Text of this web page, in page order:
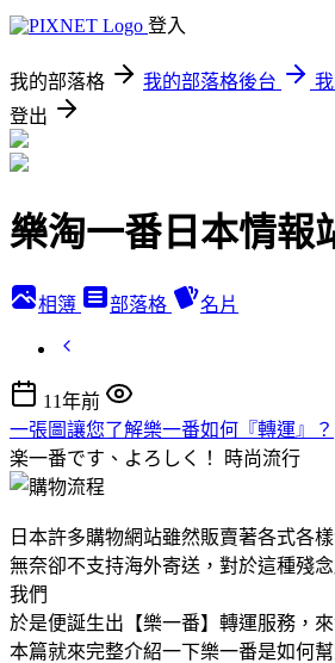
登入
我的部落格 我的部落格後台
登出
樂淘一番日本情報
相簿 部落格 名片
11年前
一張圖讓您了解樂一番如何『轉運』？
楽一番です、よろしく！
時尚流行
日本許多購物網站雖然販賣著各式各
無奈卻不支持海外寄送，對於這種殘
我們
於是便誕生出【樂一番】轉運服務，
本篇就來完整介紹一下樂一番是如何